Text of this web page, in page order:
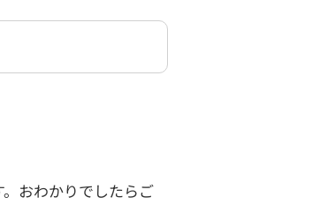
おわかりでしたらご